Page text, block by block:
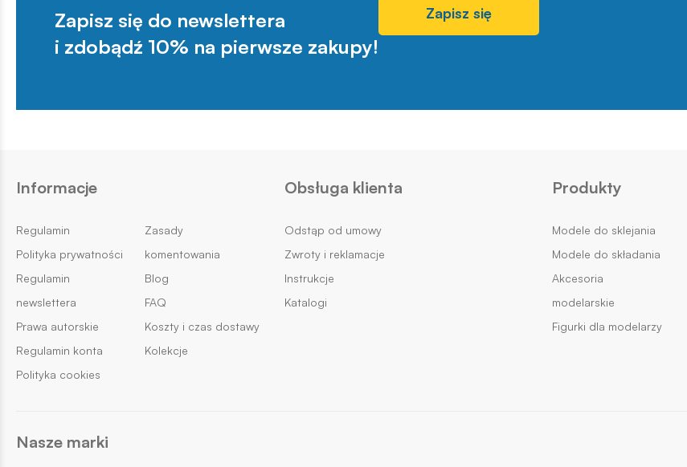
Zapisz się do newslettera
i zdobądź 10% na pierwsze zakupy!
Zapisz się
Informacje
Regulamin
Polityka prywatności
Regulamin
newslettera
Prawa autorskie
Regulamin konta
Polityka cookies
Zasady
komentowania
Blog
FAQ
Koszty i czas dostawy
Kolekcje
Obsługa klienta
Odstąp od umowy
Zwroty i reklamacje
Instrukcje
Katalogi
Produkty
Modele do sklejania
Modele do składania
Akcesoria
modelarskie
Figurki dla modelarzy
Nasze marki